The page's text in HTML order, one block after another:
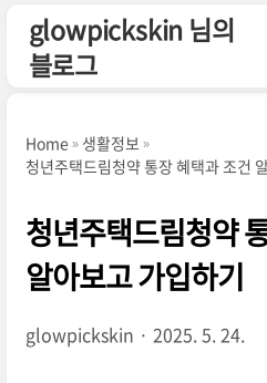
glowpickskin 님의
블로그
Home
생활정보
청년주택드림청약 통장 혜택과 조건
청년주택드림청약
알아보고 가입하기
glowpickskin 2025. 5. 24.